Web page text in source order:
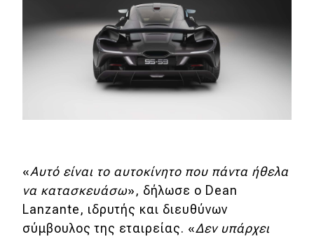
«Αυτό είναι το αυτοκίνητο που πάντα ήθελα
να κατασκευάσω», δήλωσε ο Dean
Lanzante, ιδρυτής και διευθύνων
σύμβουλος της εταιρείας. «Δεν υπάρχει